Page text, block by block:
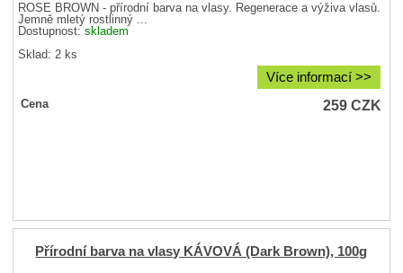
ROSE BROWN - přírodní barva na vlasy. Regenerace a výživa vlasů.
Jemně mletý rostlinný ...
Dostupnost:skladem
Sklad: 2 ks
Více informací >>
Cena 259CZK
Přírodní barva na vlasy KÁVOVÁ (Dark Brown), 100g